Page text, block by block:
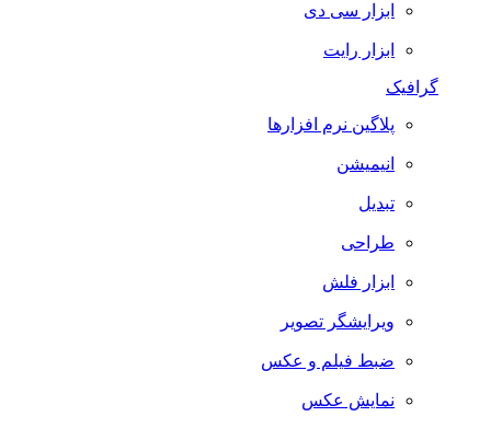
ابزار سی دی
ابزار رایت
گرافیک
پلاگین نرم افزارها
انیمیشن
تبدیل
طراحی
ابزار فلش
ویرایشگر تصویر
ضبط فيلم و عكس
نمایش عکس